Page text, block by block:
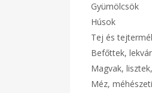
Gyümölcsök
Húsok
Tej és
Befőttek,
Magvak,
Méz,